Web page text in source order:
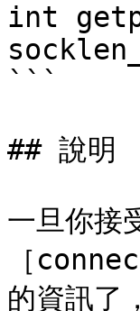
int
```
## 說明
一旦你接
［
的資訊